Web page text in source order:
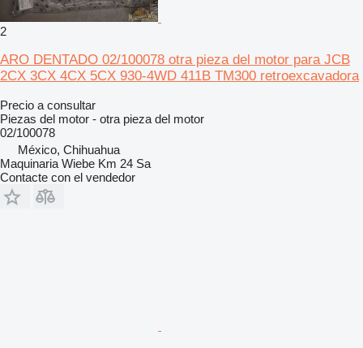
2
ARO DENTADO 02/100078 otra pieza del motor para JCB
2CX 3CX 4CX 5CX 930-4WD 411B TM300 retroexcavadora
Precio a consultar
Piezas del motor - otra pieza del motor
02/100078
México, Chihuahua
Maquinaria Wiebe Km 24 Sa
Contacte con el vendedor